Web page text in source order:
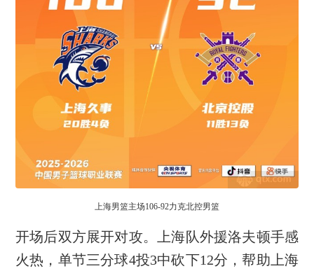
上海男篮主场106-92力克北控男篮
开场后双方展开对攻。上海队外援洛夫顿手感
火热，单节三分球4投3中砍下12分，帮助上海